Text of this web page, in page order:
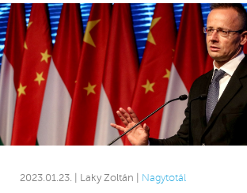
2023.01.23. | Laky Zoltán | Nagytotál